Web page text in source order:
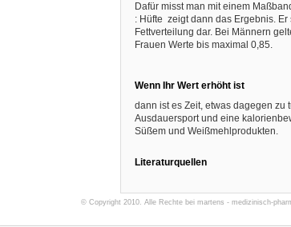
Dafür misst man mit einem
: Hüfte zeigt dann das Ergebnis.
Fettverteilung dar. Bei Männern
Frauen Werte bis maximal 0,85.
Wenn Ihr Wert erhöht ist
dann ist es Zeit, etwas dagegen
Ausdauersport und eine
Süßem und Weißmehlprodukten.
Literaturquellen
© Copyright 2010. Alle Rechte bei martens - medizinisch-